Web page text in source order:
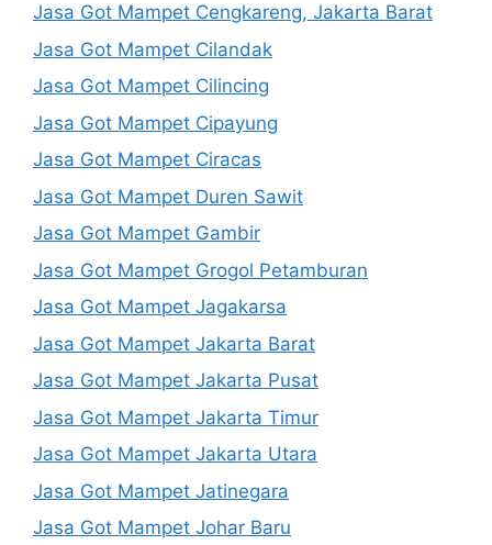
Jasa Got Mampet Cengkareng, Jakarta Barat
Jasa Got Mampet Cilandak
Jasa Got Mampet Cilincing
Jasa Got Mampet Cipayung
Jasa Got Mampet Ciracas
Jasa Got Mampet Duren Sawit
Jasa Got Mampet Gambir
Jasa Got Mampet Grogol Petamburan
Jasa Got Mampet Jagakarsa
Jasa Got Mampet Jakarta Barat
Jasa Got Mampet Jakarta Pusat
Jasa Got Mampet Jakarta Timur
Jasa Got Mampet Jakarta Utara
Jasa Got Mampet Jatinegara
Jasa Got Mampet Johar Baru